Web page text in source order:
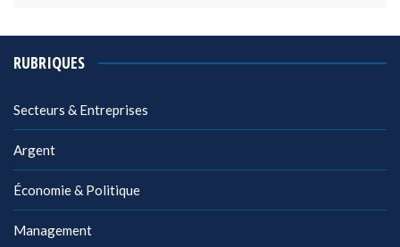
RUBRIQUES
Secteurs & Entreprises
Argent
Économie & Politique
Management